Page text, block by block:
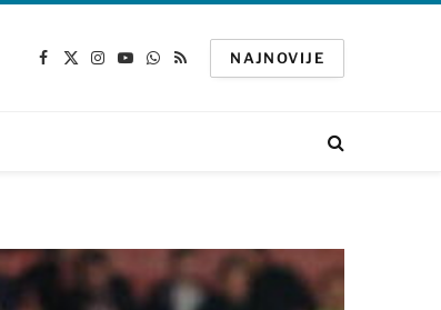
Facebook
X
Instagram
YouTube
WhatsApp
RSS
NAJNOVIJE